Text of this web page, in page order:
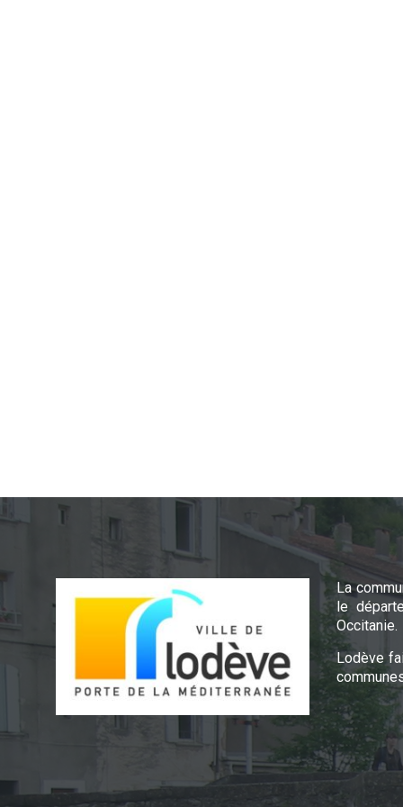
La
le
Occitanie.
Lodève